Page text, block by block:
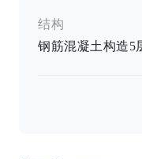
结构
钢筋混凝土构造5